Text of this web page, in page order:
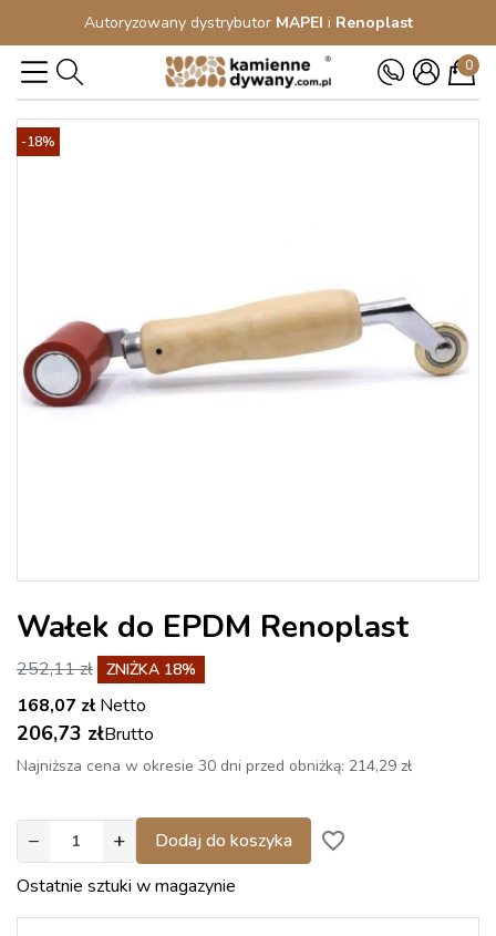
Autoryzowany dystrybutor MAPEI i Renoplast
0
-18%
Wałek do EPDM Renoplast
252,11 zł ZNIŻKA 18%
168,07 zł Netto
206,73 złBrutto
Najniższa cena w okresie 30 dni przed obniżką: 214,29 zł
− + Dodaj do koszyka favorite_border
Ostatnie sztuki w magazynie